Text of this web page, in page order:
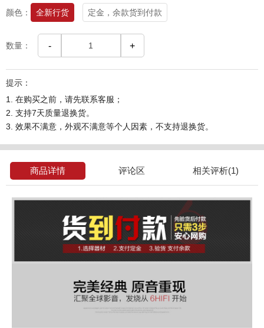
颜色： 全新行货 定金，余款货到付款
数量： - +
提示：
1. 在购买之前，请先联系客服；
2. 支持7天质量退换货。
3. 效果不满意，外观不满意等个人因素，不支持退换货。
商品详情 评论区 相关评析(1)